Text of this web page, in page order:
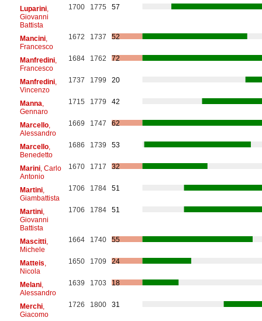
Luparini,
Giovanni
Battista
1700 1775 57
Mancini,
Francesco
1672 1737 52
Manfredini,
Francesco
1684 1762 72
Manfredini,
Vincenzo
1737 1799 20
Manna
Gennaro
1715 1779 42
Marcello,
Alessandro
1669 1747 62
Marcello,
Benedetto
1686 1739 53
Marini, Carlo
Antonio
1670 1717 32
Martini,
Giambattista
1706 1784 51
Martini,
Giovanni
Battista
1706 1784 51
Mascitti,
Michele
1664 1740 55
Matteis
Nicola
1650 1709 24
Melani,
Alessandro
1639 1703 18
Merchi,
Giacomo
1726 1800 31